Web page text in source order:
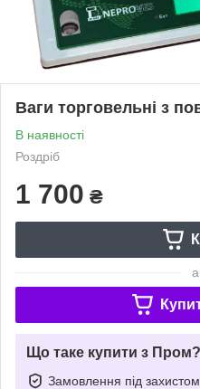
Ваги торговельні з
В наявності
Роздріб
1 700 ₴
Що таке купити з Пром?
Замовлення під захистом